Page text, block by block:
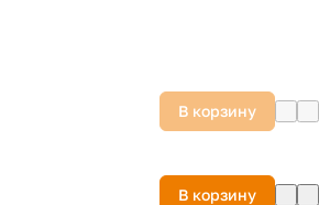
В корзину
В корзину